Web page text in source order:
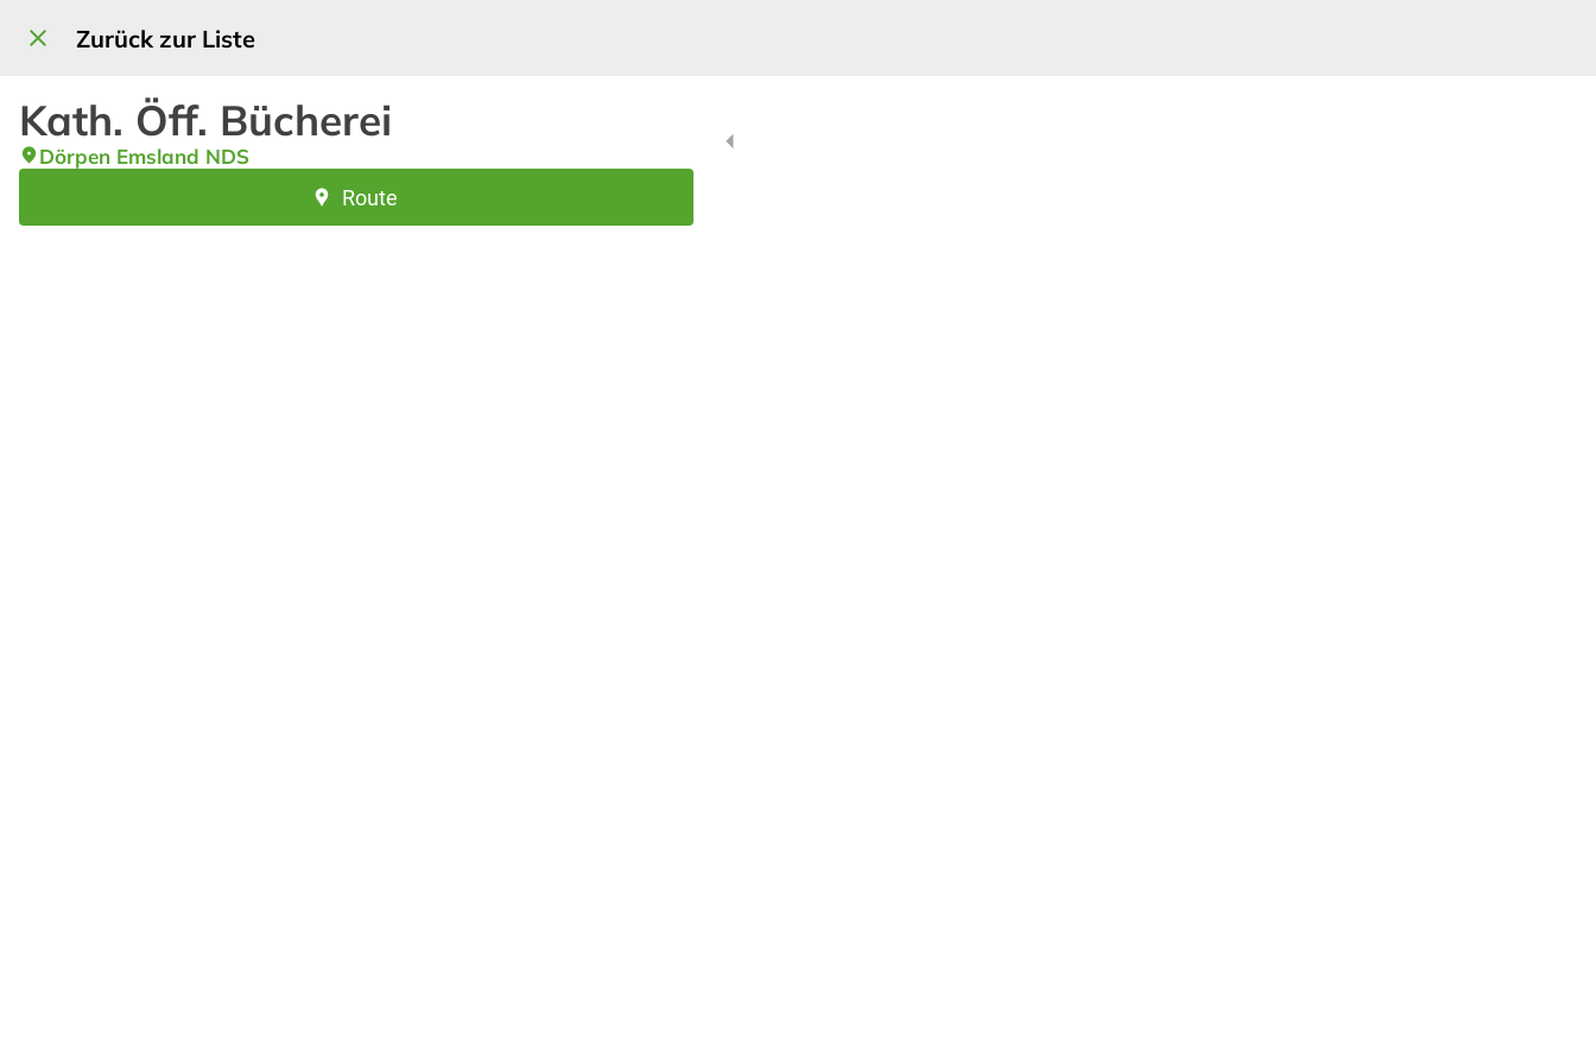
Zurück zur Liste
Kath. Öff. Bücherei
Dörpen Emsland NDS
Route